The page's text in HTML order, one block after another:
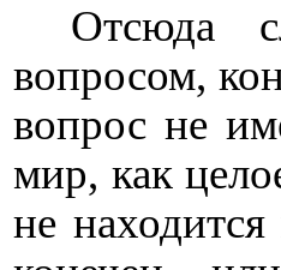
Отсюда
вопросом,
вопрос не
мир, как
не